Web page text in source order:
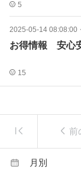
5
2025-05-14 08:08:00 ・
お得情報 安心
15
前
月別